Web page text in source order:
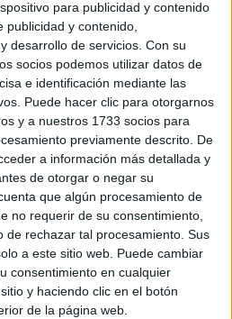
para publicidad y contenido
publicidad y contenido,
desarrollo de servicios. Con su
socios podemos utilizar datos de
e identificación mediante las
Puede hacer clic para otorgarnos
y a nuestros 1733 socios para
previamente descrito. De
a información más detallada y
de otorgar o negar su
que algún procesamiento de
no requerir de su consentimiento,
de rechazar tal procesamiento. Sus
a este sitio web. Puede cambiar
consentimiento en cualquier
y haciendo clic en el botón
de la página web.
de Venezuela”
actualmente el país tras la
designación deDelcy
interina, Trump fue
de Venezuela.”
explicó que Washington
petróleo y a otros recursos” del
proceso de recuperación
a la dirigente venezolana de
los planes de la Casa Blanca